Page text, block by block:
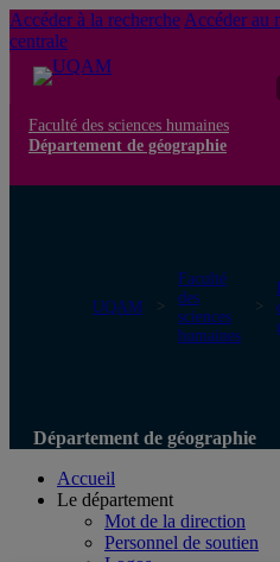
Accéder à la recherche Accéder au
centrale
Faculté des sciences humaines
Département de géographie
UQAM
Faculté
des
sciences
humaines
Département de géographie
Accueil
Le département
Mot de la direction
Personnel de soutien